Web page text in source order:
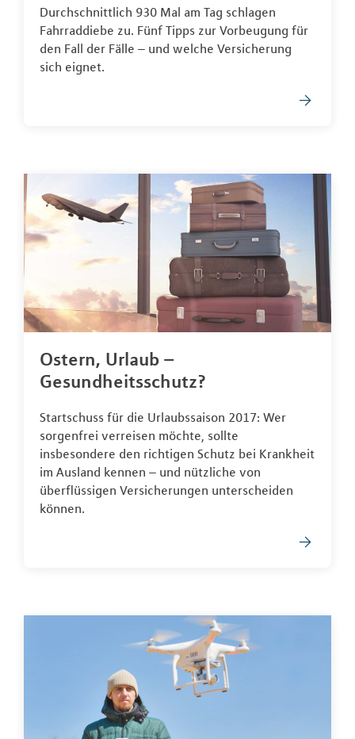
Durchschnittlich 930 Mal am Tag schlagen
Fahrraddiebe zu. Fünf Tipps zur Vorbeugung für
den Fall der Fälle – und welche Versicherung
sich eignet.
Ostern, Urlaub –
Gesundheitsschutz?
Startschuss für die Urlaubssaison 2017: Wer
sorgenfrei verreisen möchte, sollte
insbesondere den richtigen Schutz bei Krankheit
im Ausland kennen – und nützliche von
überflüssigen Versicherungen unterscheiden
können.